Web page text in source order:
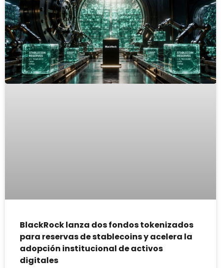
BlackRock lanza dos fondos tokenizados
para reservas de stablecoins y acelera la
adopción institucional de activos
digitales